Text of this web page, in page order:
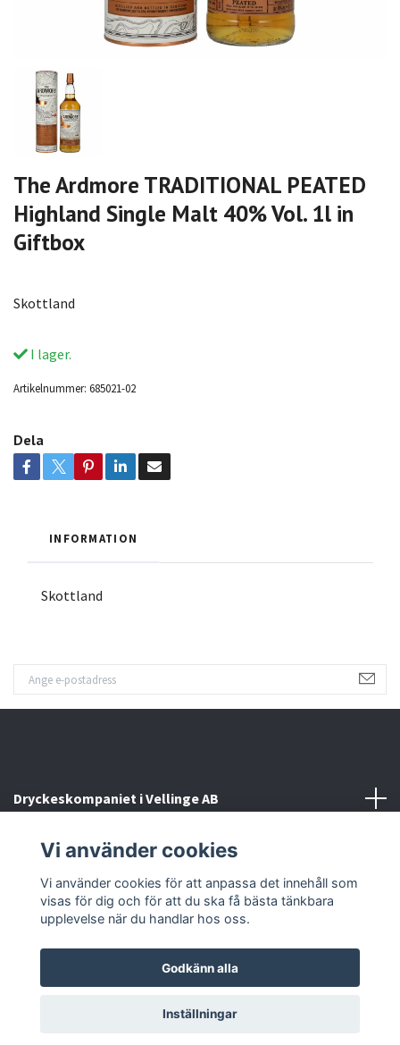
The Ardmore TRADITIONAL PEATED
Highland Single Malt 40% Vol. 1l in
Giftbox
Skottland
I lager.
Artikelnummer: 685021-02
Dela
INFORMATION
Skottland
Dryckeskompaniet i Vellinge AB
Kontakta oss
Sociala medier
© 2026 Dryckeskompaniet i Vellinge
Vi använder cookies
Vi använder cookies för att anpassa det innehåll som
visas för dig och för att du ska få bästa tänkbara
upplevelse när du handlar hos oss.
Godkänn alla
Inställningar